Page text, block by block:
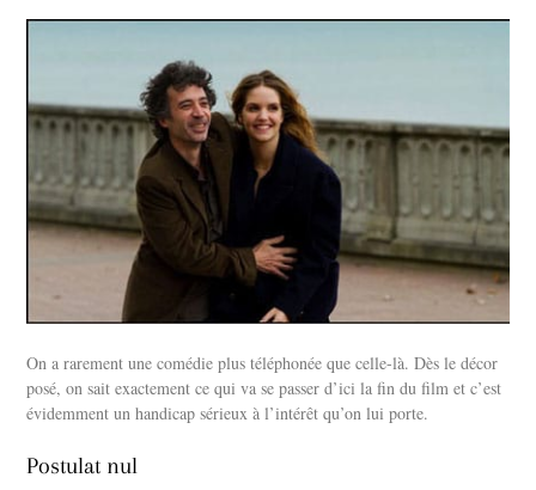
On a rarement une comédie plus téléphonée que celle-là. Dès le décor
posé, on sait exactement ce qui va se passer d’ici la fin du film et c’est
évidemment un handicap sérieux à l’intérêt qu’on lui porte.
Postulat nul